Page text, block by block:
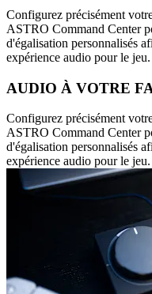
Configurez précisément
ASTRO Command Center
d'égalisation personnalisés
expérience audio pour le jeu.
AUDIO À VOTRE
Configurez précisément
ASTRO Command Center
d'égalisation personnalisés
expérience audio pour le jeu.